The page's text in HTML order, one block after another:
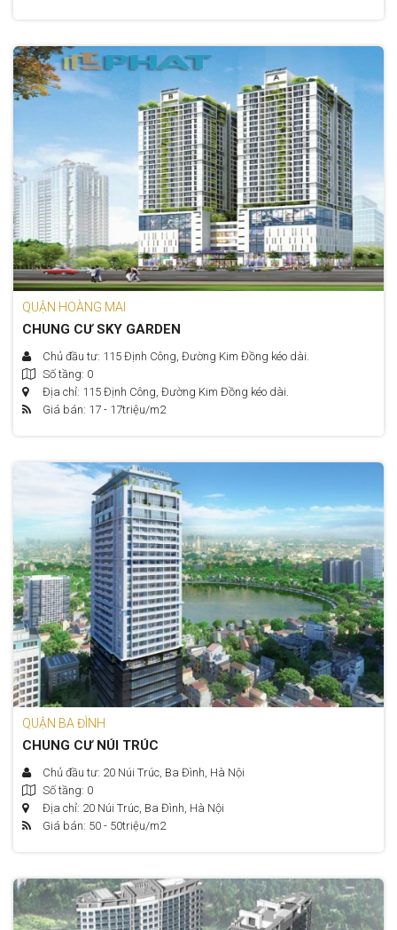
QUẬN HOÀNG MAI
CHUNG CƯ SKY GARDEN
Chủ đầu tư: 115 Định Công, Đường Kim Đồng kéo dài.
Số tầng: 0
Địa chỉ: 115 Định Công, Đường Kim Đồng kéo dài.
Giá bán: 17 - 17triệu/m2
QUẬN BA ĐÌNH
CHUNG CƯ NÚI TRÚC
Chủ đầu tư: 20 Núi Trúc, Ba Đình, Hà Nội
Số tầng: 0
Địa chỉ: 20 Núi Trúc, Ba Đình, Hà Nội
Giá bán: 50 - 50triệu/m2